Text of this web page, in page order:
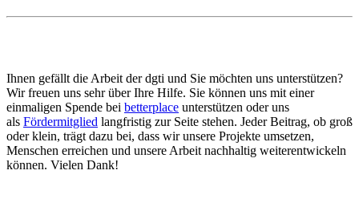
Ihnen gefällt die Arbeit der dgti und Sie möchten uns unterstützen?
Wir freuen uns sehr über Ihre Hilfe. Sie können uns mit einer
einmaligen Spende bei betterplace unterstützen oder uns
als Fördermitglied langfristig zur Seite stehen. Jeder Beitrag, ob groß
oder klein, trägt dazu bei, dass wir unsere Projekte umsetzen,
Menschen erreichen und unsere Arbeit nachhaltig weiterentwickeln
können. Vielen Dank!